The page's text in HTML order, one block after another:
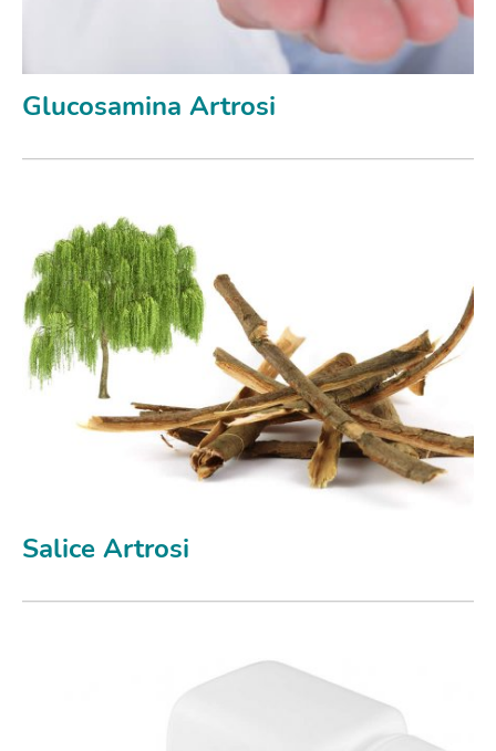
Glucosamina Artrosi
Salice Artrosi